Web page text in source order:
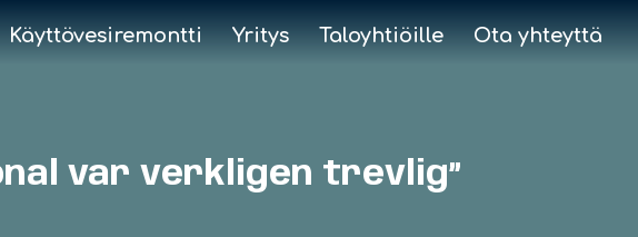
Käyttövesiremontti Yritys Taloyhtiöille Ota yhteyttä
var verkligen trevlig”